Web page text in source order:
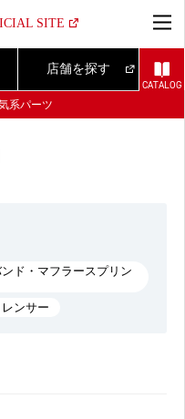
SITE
店舗を探す
CATALOG
系パーツ
ド・マフラースプリン
ンサー